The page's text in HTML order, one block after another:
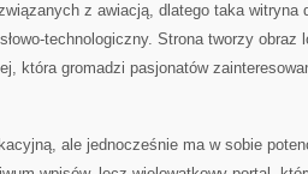
z awiacją, dlatego taka witryna
technologiczny. Strona tworzy obraz
która gromadzi pasjonatów
ale jednocześnie ma w sobie